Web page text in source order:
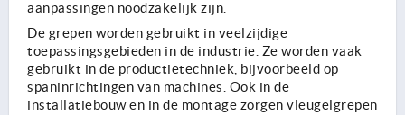
aanpassingen noodzakelijk zijn.
De grepen worden gebruikt in veelzijdige
toepassingsgebieden in de industrie. Ze worden vaak
gebruikt in de productietechniek, bijvoorbeeld op
spaninrichtingen van machines. Ook in de
installatiebouw en in de montage zorgen vleugelgrepen